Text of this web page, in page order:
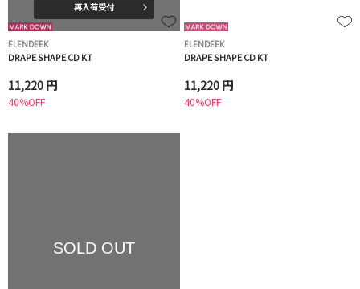
再入荷受付
ELENDEEK
DRAPE SHAPE CD KT
11,220 円
40%OFF
ELENDEEK
DRAPE SHAPE CD KT
11,220 円
40%OFF
SOLD OUT